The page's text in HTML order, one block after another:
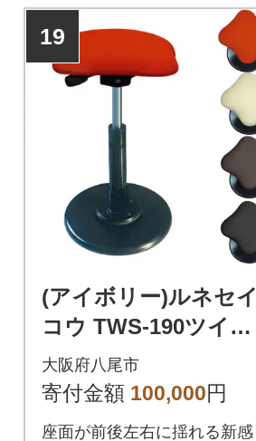
19
(アイボリー)ルネセイ
コウ TWS-190ツイス
トスツールラフレシ
ア(H200)
大阪府八尾市
寄付金額 100,000円
座面が前後左右に揺れる新感